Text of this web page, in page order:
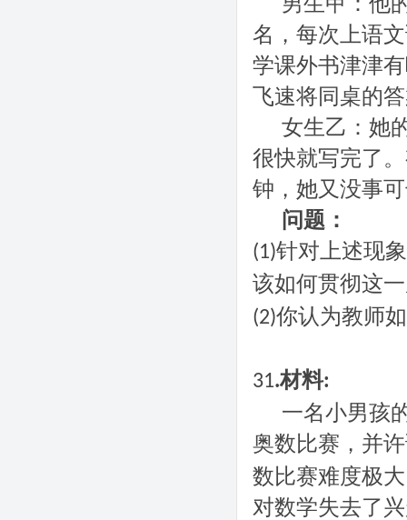
名，每次上语
学课外书津津
飞速将同桌的
女生乙：她
很快就写完了
钟，她又没事
问题：
(1)针对上述现
该如何贯彻这
(2)你认为教师
31.材料:
一名小男孩
奥数比赛，并
数比赛难度极
对数学失去了